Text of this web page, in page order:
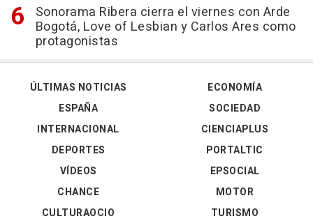
Sonorama Ribera cierra el viernes con Arde
Bogotá, Love of Lesbian y Carlos Ares como
protagonistas
ÚLTIMAS NOTICIAS
ESPAÑA
INTERNACIONAL
DEPORTES
VÍDEOS
ECONOMÍA
SOCIEDAD
CIENCIAPLUS
PORTALTIC
EPSOCIAL
CHANCE
CULTURAOCIO
MOTOR
TURISMO